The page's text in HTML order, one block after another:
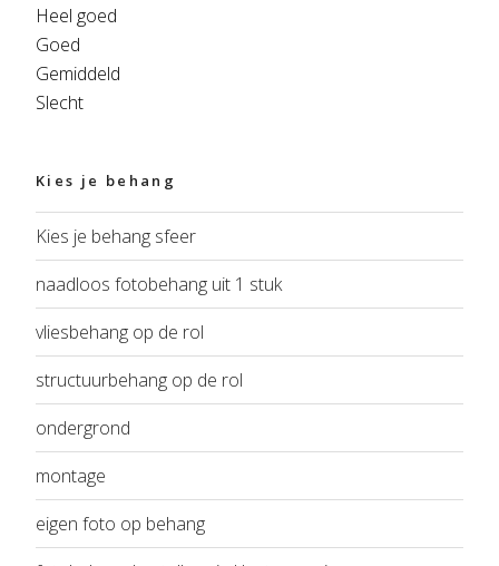
Heel goed
Goed
Gemiddeld
Slecht
Kies je behang
Kies je behang sfeer
naadloos fotobehang uit 1 stuk
vliesbehang op de rol
structuurbehang op de rol
ondergrond
montage
eigen foto op behang